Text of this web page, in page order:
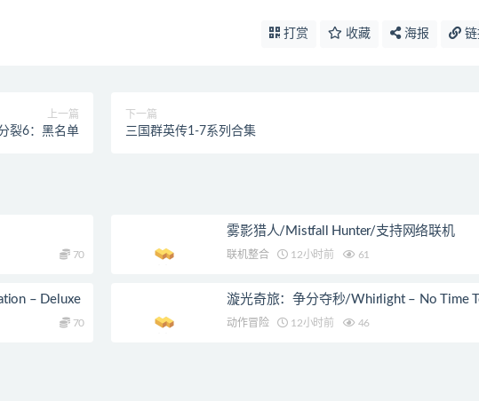
打赏 收藏 海报
上一篇
裂6：黑名单
下一篇
三国群英传1-7系列合集
70
雾影猎人/Mistfall Hunter/支持网络联机
联机整合 12小时前 61
– Deluxe
70
漩光奇旅：争分夺秒/Whirlight – No Time
动作冒险 12小时前 46